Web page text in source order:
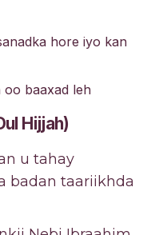
hore iyo kan
oo baaxad leh
Hijjah)
​​u tahay
badan taariikhda